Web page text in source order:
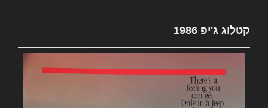
קטלוג ג'יפ 1986